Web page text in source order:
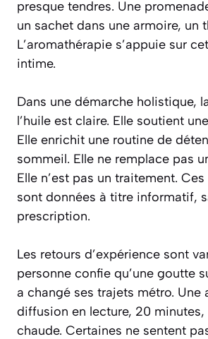
presque tendres. Une
un sachet dans une armoire, un
L’aromathérapie s’appuie sur
intime.
Dans une démarche holistique,
l’huile est claire. Elle soutient
Elle enrichit une routine de
sommeil. Elle ne remplace pas
Elle n’est pas un traitement.
sont données à titre informatif,
prescription.
Les retours d’expérience sont
personne confie qu’une goutte
a changé ses trajets métro. Une
diffusion en lecture, 20 minutes,
chaude. Certaines ne sentent